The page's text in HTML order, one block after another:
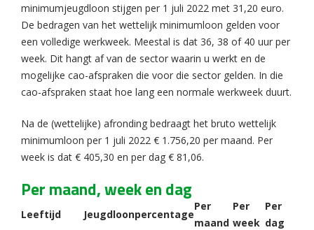
minimumjeugdloon stijgen per 1 juli 2022 met 31,20 euro.
De bedragen van het wettelijk minimumloon gelden voor
een volledige werkweek. Meestal is dat 36, 38 of 40 uur per
week. Dit hangt af van de sector waarin u werkt en de
mogelijke cao-afspraken die voor die sector gelden. In die
cao-afspraken staat hoe lang een normale werkweek duurt.
Na de (wettelijke) afronding bedraagt het bruto wettelijk
minimumloon per 1 juli 2022 € 1.756,20 per maand. Per
week is dat € 405,30 en per dag € 81,06.
Per maand, week en dag
Leeftijd Jeugdloonpercentage
Per
maand
Per
week
Per
dag